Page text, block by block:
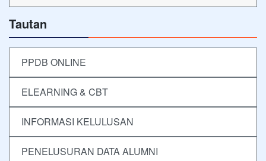
Tautan
PPDB ONLINE
ELEARNING & CBT
INFORMASI KELULUSAN
PENELUSURAN DATA ALUMNI